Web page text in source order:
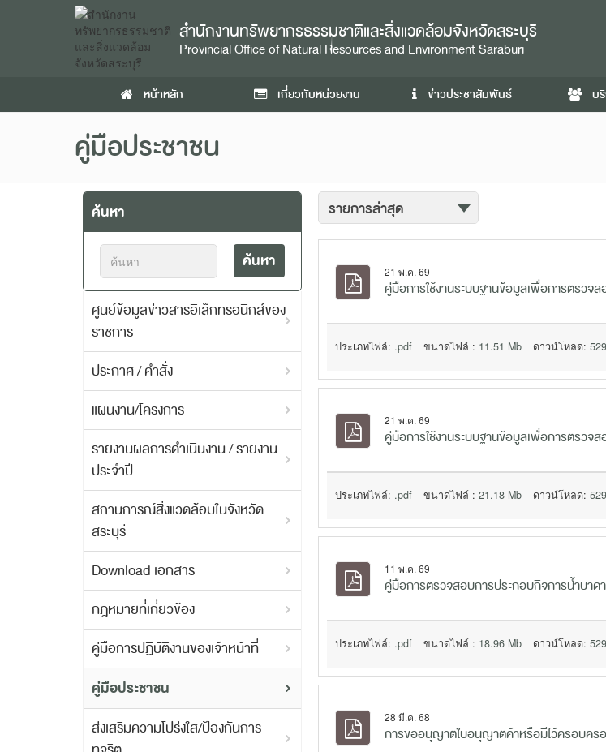
สำนักงานทรัพยากรธรรมชาติและสิ่งแวดล้อมจังหวัดสระบุรี
Provincial Office of Natural Resources and Environment Saraburi
หน้าหลัก เกี่ยวกับหน่วยงาน ข่าวประชาสัมพันธ์ บ
คู่มือประชาชน
ค้นหา
ค้นหา
ศูนย์ข้อมูลข่าวสารอิเล็กทรอนิกส์ของ
ราชการ
ประกาศ / คำสั่ง
แผนงาน/โครงการ
รายงานผลการดำเนินงาน / รายงาน
ประจำปี
สถานการณ์สิ่งแวดล้อมในจังหวัด
สระบุรี
Download เอกสาร
กฎหมายที่เกี่ยวข้อง
คู่มือการปฏิบัติงานของเจ้าหน้าที่
คู่มือประชาชน
ส่งเสริมความโปร่งใส/ป้องกันการ
21 พ.ค. 69
คู่มือการใช้งานระบบฐานข้อมูลเพื่อการตรว
ประเภทไฟล์: .pdf ขนาดไฟล์ : 11.51 Mb ดาวน์โหลด:
21 พ.ค. 69
คู่มือการใช้งานระบบฐานข้อมูลเพื่่อการตรว
ประเภทไฟล์: .pdf ขนาดไฟล์ : 21.18 Mb ดาวน์โหลด:
11 พ.ค. 69
คู่มือการตรวจสอบการประกอบกิจการน้ำบาด
ประเภทไฟล์: .pdf ขนาดไฟล์ : 18.96 Mb ดาวน์โหลด:
28 มี.ค. 68
การขออนุญาตใบอนุญาตค้าหรือมีไว้ครอบครอ